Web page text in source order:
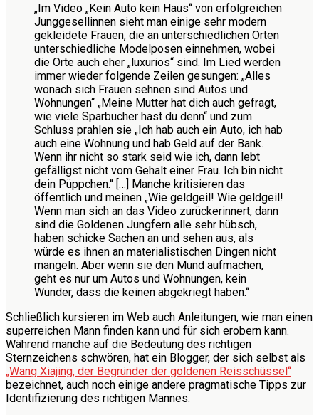
„Im Video „Kein Auto kein Haus“ von erfolgreichen
Junggesellinnen sieht man einige sehr modern
gekleidete Frauen, die an unterschiedlichen Orten
unterschiedliche Modelposen einnehmen, wobei
die Orte auch eher „luxuriös“ sind. Im Lied werden
immer wieder folgende Zeilen gesungen: „Alles
wonach sich Frauen sehnen sind Autos und
Wohnungen“ „Meine Mutter hat dich auch gefragt,
wie viele Sparbücher hast du denn“ und zum
Schluss prahlen sie „Ich hab auch ein Auto, ich hab
auch eine Wohnung und hab Geld auf der Bank.
Wenn ihr nicht so stark seid wie ich, dann lebt
gefälligst nicht vom Gehalt einer Frau. Ich bin nicht
dein Püppchen.“ […] Manche kritisieren das
öffentlich und meinen „Wie geldgeil! Wie geldgeil!
Wenn man sich an das Video zurückerinnert, dann
sind die Goldenen Jungfern alle sehr hübsch,
haben schicke Sachen an und sehen aus, als
würde es ihnen an materialistischen Dingen nicht
mangeln. Aber wenn sie den Mund aufmachen,
geht es nur um Autos und Wohnungen, kein
Wunder, dass die keinen abgekriegt haben.“
Schließlich kursieren im Web auch Anleitungen, wie man einen
superreichen Mann finden kann und für sich erobern kann.
Während manche auf die Bedeutung des richtigen
Sternzeichens schwören, hat ein Blogger, der sich selbst als
„Wang Xiajing, der Begründer der goldenen Reisschüssel“
bezeichnet, auch noch einige andere pragmatische Tipps zur
Identifizierung des richtigen Mannes.